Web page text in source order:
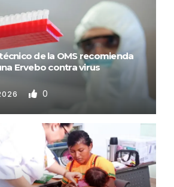
de la OMS recomienda
Ervebo contra virus
0